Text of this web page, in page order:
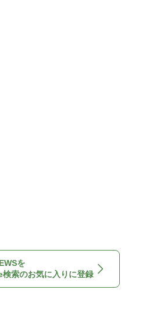
を
索のお気に入りに登録